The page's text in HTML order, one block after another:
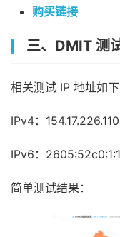
购买链接
三、DMIT 测
相关测试 IP 地址如下
IPv4：154.17.226.110
IPv6：
简单测试结果：